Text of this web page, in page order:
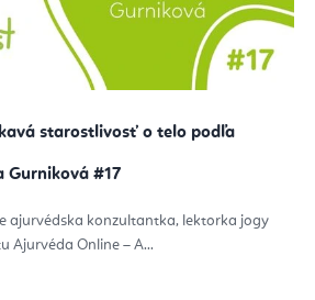
starostlivosť o telo podľa
Gurniková #17
ajurvédska konzultantka, lektorka jogy
Ajurvéda Online – A...